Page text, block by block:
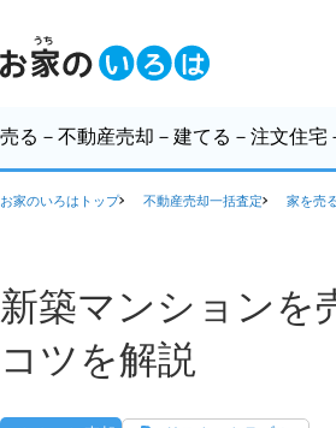
売る －不動産売却－ 建てる －注文住宅
お家のいろはトップ 不動産売却一括査定 家を売
新築マンションを
コツを解説